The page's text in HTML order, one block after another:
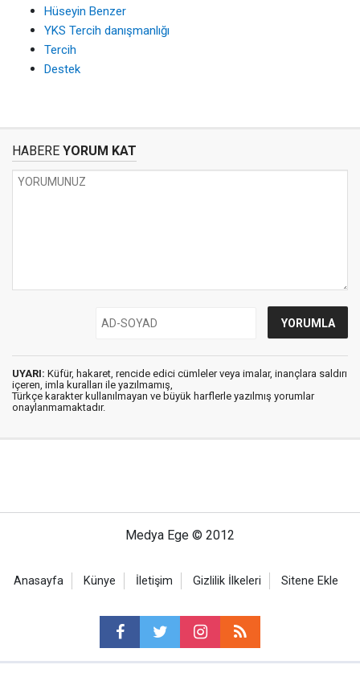
Hüseyin Benzer
YKS Tercih danışmanlığı
Tercih
Destek
HABERE YORUM KAT
UYARI: Küfür, hakaret, rencide edici cümleler veya imalar, inançlara saldırı
içeren, imla kuralları ile yazılmamış,
Türkçe karakter kullanılmayan ve büyük harflerle yazılmış yorumlar
onaylanmamaktadır.
Medya Ege © 2012
Anasayfa Künye İletişim Gizlilik İlkeleri Sitene Ekle